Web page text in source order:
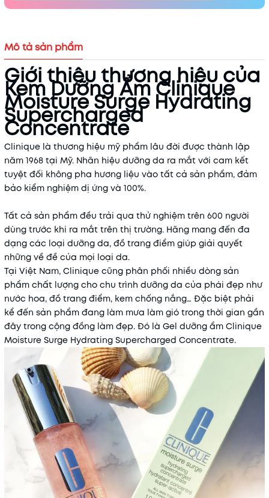
Mã khuyến mãi:
Điều kiện:
Mô tả sản phẩm
Giới thiệu thương hiệu của
Kem Dưỡng Ẩm Clinique
Moisture Surge Hydrating
Supercharged
Concentrate
Clinique là thương hiệu mỹ phẩm lâu đời được thành lập
năm 1968 tại Mỹ. Nhãn hiệu dưỡng da ra mắt với cam kết
tuyệt đối không pha hương liệu vào tất cả sản phẩm, đảm
bảo kiểm nghiệm dị ứng và 100%.
Tất cả sản phẩm đều trải qua thử nghiệm trên 600 người
dùng trước khi ra mắt trên thị trường. Hãng mang đến đa
dạng các loại dưỡng da, đồ trang điểm giúp giải quyết
những về đề của mọi loại da.
Tại Việt Nam, Clinique cũng phân phối nhiều dòng sản
phẩm chất lượng cho chu trình dưỡng da của phái đẹp như
nước hoa, đồ trang điểm, kem chống nắng… Đặc biệt phải
kể đến sản phẩm đang làm mưa làm gió trong thời gian gần
đây trong cộng đồng làm đẹp. Đó là Gel dưỡng ẩm Clinique
Moisture Surge Hydrating Supercharged Concentrate.